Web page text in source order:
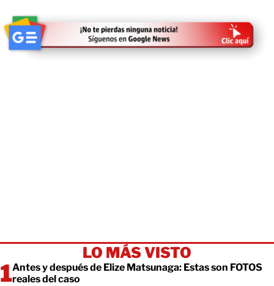
LO MÁS VISTO
Antes y después de Elize Matsunaga: Estas son FOTOS
reales del caso